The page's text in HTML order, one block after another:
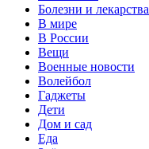
Болезни и лекарства
В мире
В России
Вещи
Военные новости
Волейбол
Гаджеты
Дети
Дом и сад
Еда